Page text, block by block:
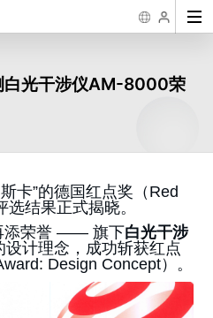
粗糙度/台阶/三
维形貌测量
2D/3D缺陷观测
晶圆三维量测设备
WPM系列
晶圆三维检测设备
封装基板3D自动检
测设备 Elite Pro系
异
白光干涉仪AM-8000荣
卡”的德国红点奖（Red
结果正式揭晓。
添荣誉 —— 旗下白光干涉
设计理念，成功斩获红点
Design Concept）。